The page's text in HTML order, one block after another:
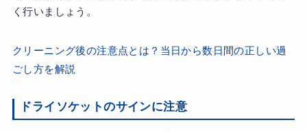
く行いましょう。
クリーニング後の注意点とは？当日から数日間の正しい過
ごし方を解説
ドライソケットのサインに注意